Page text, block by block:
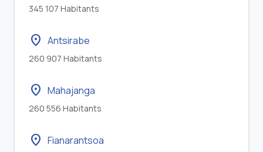
345 107 Habitants
location_on Antsirabe
260 907 Habitants
location_on Mahajanga
260 556 Habitants
location_on Fianarantsoa